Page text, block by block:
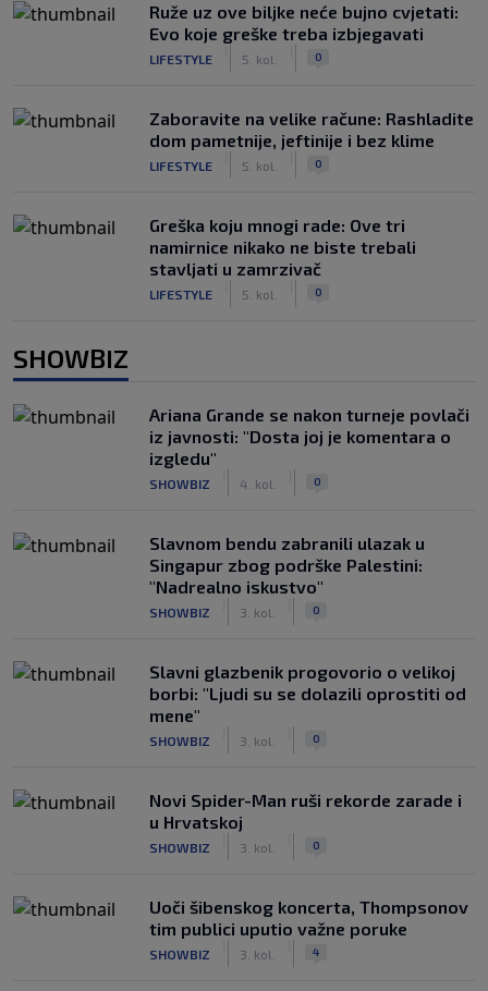
Ruže uz ove biljke neće bujno cvjetati:
Evo koje greške treba izbjegavati
LIFESTYLE 5. kol. 0
Zaboravite na velike račune: Rashladite
dom pametnije, jeftinije i bez klime
LIFESTYLE 5. kol. 0
Greška koju mnogi rade: Ove tri
namirnice nikako ne biste trebali
stavljati u zamrzivač
LIFESTYLE 5. kol. 0
SHOWBIZ
Ariana Grande se nakon turneje povlači
iz javnosti: "Dosta joj je komentara o
izgledu"
SHOWBIZ 4. kol. 0
Slavnom bendu zabranili ulazak u
Singapur zbog podrške Palestini:
"Nadrealno iskustvo"
SHOWBIZ 3. kol. 0
Slavni glazbenik progovorio o velikoj
borbi: "Ljudi su se dolazili oprostiti od
mene"
SHOWBIZ 3. kol. 0
Novi Spider-Man ruši rekorde zarade i
u Hrvatskoj
SHOWBIZ 3. kol. 0
Uoči šibenskog koncerta, Thompsonov
tim publici uputio važne poruke
SHOWBIZ 3. kol. 4